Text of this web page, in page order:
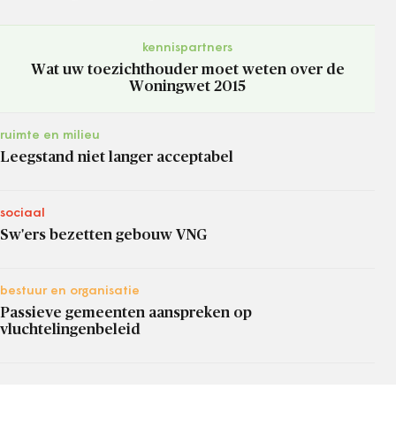
kennispartners
Wat uw toezichthouder moet weten over de
Woningwet 2015
ruimte en milieu
Leegstand niet langer acceptabel
sociaal
Sw'ers bezetten gebouw VNG
bestuur en organisatie
Passieve gemeenten aanspreken op
vluchtelingenbeleid